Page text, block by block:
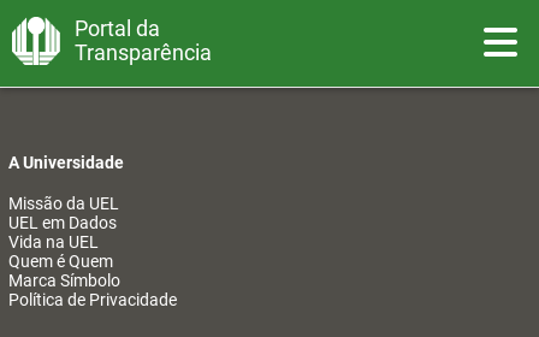
Portal da
Transparência
A Universidade
Missão da UEL
UEL em Dados
Vida na UEL
Quem é Quem
Marca Símbolo
Política de Privacidade